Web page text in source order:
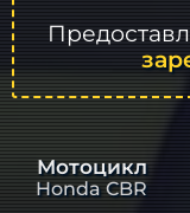
Мотоцикл
Honda CBR